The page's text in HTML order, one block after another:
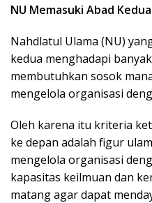
NU Memasuki Abad Kedua
Nahdlatul Ulama (NU)
kedua menghadapi
membutuhkan sosok
mengelola organisasi
Oleh karena itu kriteria
ke depan adalah figur
mengelola organisasi
kapasitas keilmuan dan
matang agar dapat